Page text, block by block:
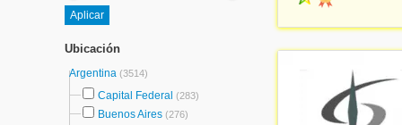
Ubicación
Argentina (3514)
Capital Federal (283)
Buenos Aires (276)